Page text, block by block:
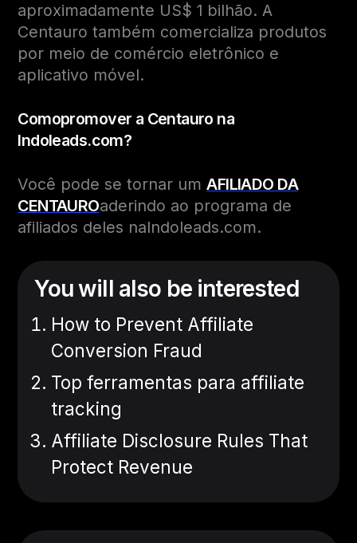
aproximadamente US$ 1 bilhão. A
Centauro também comercializa produtos
por meio de comércio eletrônico e
aplicativo móvel.
Comopromover a Centauro na
Indoleads.com?
Você pode se tornar umAFILIADO DA
CENTAUROaderindo ao programa de
afiliados deles naIndoleads.com.
You will also be interested
How to Prevent Affiliate
Conversion Fraud
Top ferramentas para affiliate
tracking
Affiliate Disclosure Rules That
Protect Revenue